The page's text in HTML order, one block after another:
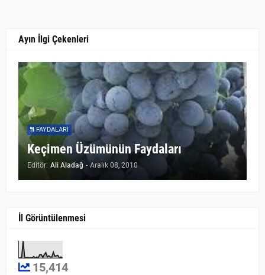
Ayın İlgi Çekenleri
FAYDALARI
Keçimen Üzümünün Faydaları
Editör: Ali Aladağ - Aralık 08, 2010
İl Görüntülenmesi
15,414